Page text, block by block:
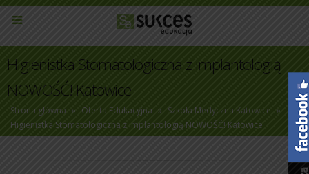
Higienistka Stomatologiczna z implantologią
NOWOŚĆ! Katowice
Strona główna » Oferta Edukacyjna » Szkoła Medyczna Katowice »
Higienistka Stomatologiczna z implantologią NOWOŚĆ! Katowice